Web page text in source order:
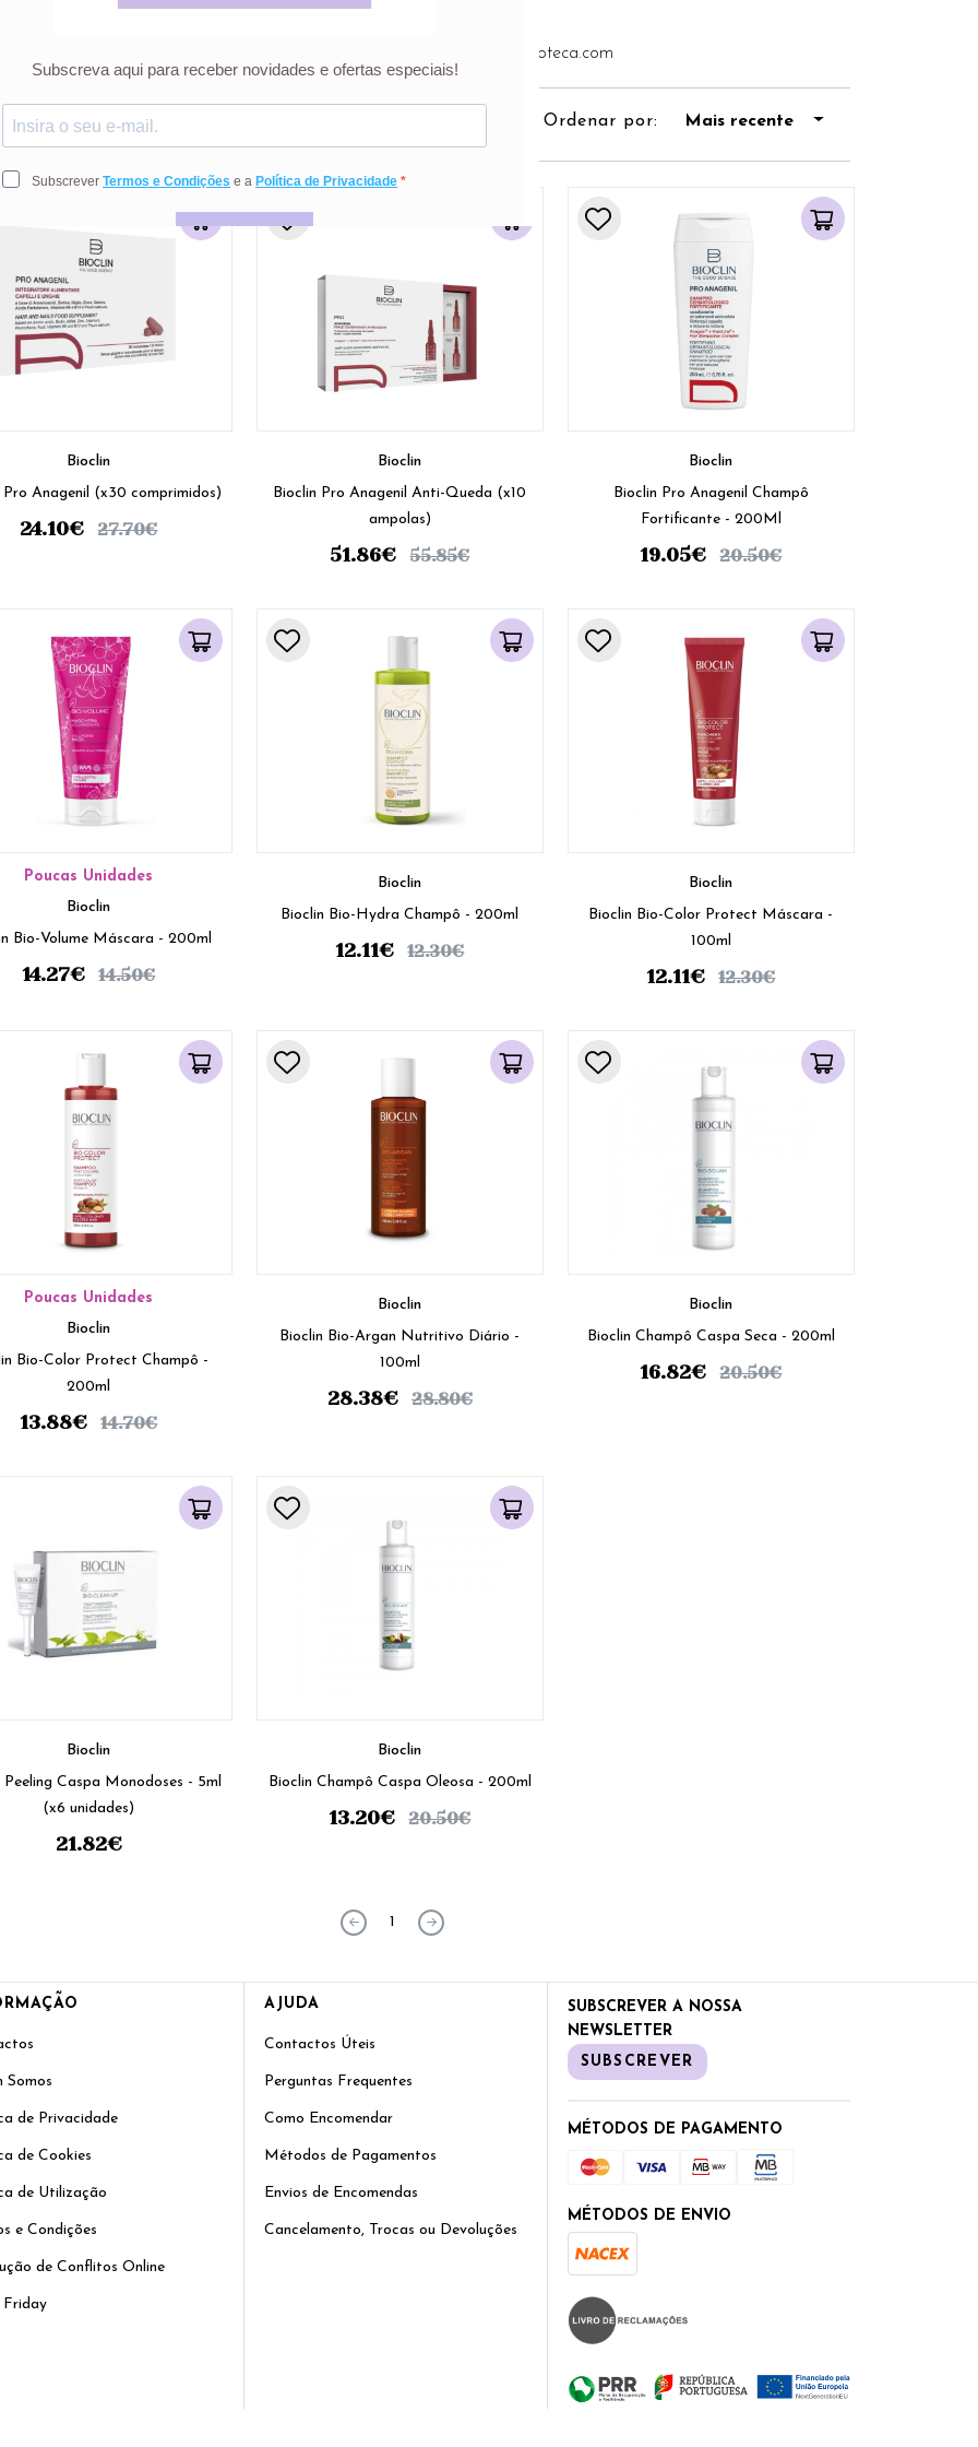
Portugaldermail@dermoteca.com
Ordenar por: Mais recente
Bioclin
Pro Anagenil (x30 comprimidos)
24.10€ 27.70€
Bioclin
Bioclin Pro Anagenil Anti-Queda (x10
ampolas)
51.86€ 55.85€
Bioclin
Bioclin Pro Anagenil Champô
Fortificante - 200Ml
19.05€ 20.50€
Poucas Unidades
Bioclin
Bioclin Bio-Volume Máscara - 200ml
14.27€ 14.50€
Bioclin
Bioclin Bio-Hydra Champô - 200ml
12.11€ 12.30€
Bioclin
Bioclin Bio-Color Protect Máscara -
100ml
12.11€ 12.30€
Poucas Unidades
Bioclin
Bio-Color Protect Champô -
200ml
13.88€ 14.70€
Bioclin
Bioclin Bio-Argan Nutritivo Diário -
100ml
28.38€ 28.80€
Bioclin
Bioclin Champô Caspa Seca - 200ml
16.82€ 20.50€
Bioclin
Peeling Caspa Monodoses - 5ml
(x6 unidades)
21.82€
Bioclin
Bioclin Champô Caspa Oleosa - 200ml
13.20€ 20.50€
1
Somos
de Privacidade
de Cookies
de Utilização
e Condições
de Conflitos Online
Friday
AJUDA
Contactos Úteis
Perguntas Frequentes
Como Encomendar
Métodos de Pagamentos
Envios de Encomendas
Cancelamento, Trocas ou Devoluções
SUBSCREVER A NOSSA
NEWSLETTER
SUBSCREVER
MÉTODOS DE PAGAMENTO
MÉTODOS DE ENVIO